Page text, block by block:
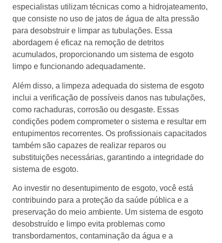
especialistas utilizam técnicas como a hidrojateamento,
que consiste no uso de jatos de água de alta pressão
para desobstruir e limpar as tubulações. Essa
abordagem é eficaz na remoção de detritos
acumulados, proporcionando um sistema de esgoto
limpo e funcionando adequadamente.
Além disso, a limpeza adequada do sistema de esgoto
inclui a verificação de possíveis danos nas tubulações,
como rachaduras, corrosão ou desgaste. Essas
condições podem comprometer o sistema e resultar em
entupimentos recorrentes. Os profissionais capacitados
também são capazes de realizar reparos ou
substituições necessárias, garantindo a integridade do
sistema de esgoto.
Ao investir no desentupimento de esgoto, você está
contribuindo para a proteção da saúde pública e a
preservação do meio ambiente. Um sistema de esgoto
desobstruído e limpo evita problemas como
transbordamentos, contaminação da água e a